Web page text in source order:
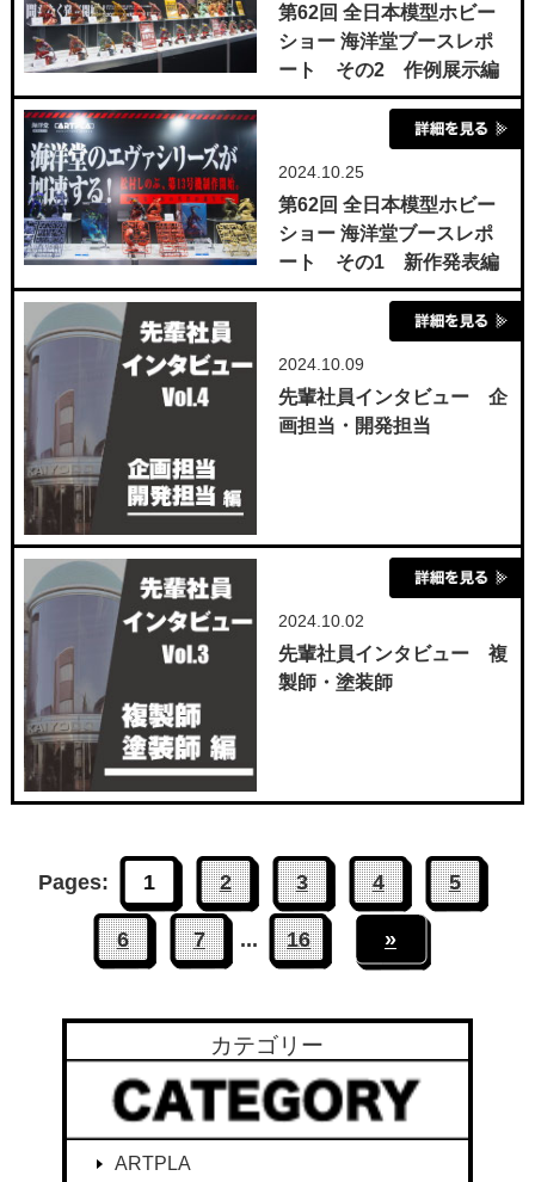
第62回 全日本模型ホビー
ショー 海洋堂ブースレポ
ート その2 作例展示編
2024.10.25
第62回 全日本模型ホビー
ショー 海洋堂ブースレポ
ート その1 新作発表編
2024.10.09
先輩社員インタビュー 企
画担当・開発担当
2024.10.02
先輩社員インタビュー 複
製師・塗装師
Pages: 1 2 3 4 5
6 7 ... 16 »
カテゴリー
ARTPLA